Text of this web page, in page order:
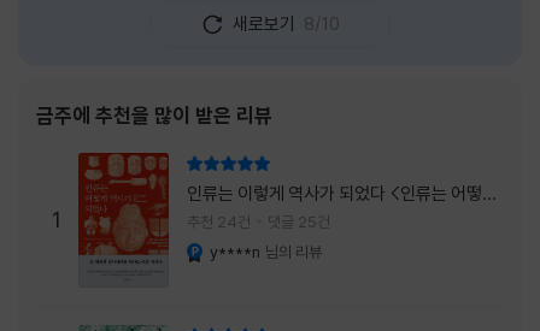
에 작가가 소개한 다양한 도서들의 문장들을 만
나는 것 역시 읽기의 또다른 즐거움이었다. 여
누구이며어느 순간 행복을 느끼는지 질문하며
길을 떠나려고 마음 먹는 순간들을 적어내려간
문장들에 마음을 한참 머물렀다.그 부분을 발췌
해본다. "내가 온 힘을 다해 부러워하던 사람
들은 '자신이 원하는' 일을 하는 사람들이었다.
소명이라고 하던
새로보기 8/10
금주에 추천을 많이 받은 리뷰
1
인류는 이렇게 역사가 되었다 <인류는 어떻게
역사가 되었나>
추천 24건 댓글 25건
y****n 님의 리뷰